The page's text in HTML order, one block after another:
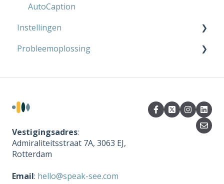
AutoCaption
Instellingen
Microphone Kit
Probleemoplossing
Vestigingsadres:
Admiraliteitsstraat 7A, 3063 EJ,
Rotterdam
Email: hello@speak-see.com